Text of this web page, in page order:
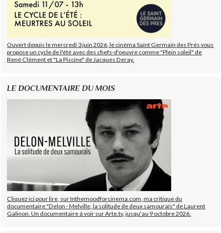
Ouvert depuis le mercredi 3 juin 2026, le cinéma Saint Germain des Prés vous
propose un cycle de l'été avec des chefs-d'oeuvre comme "Plein soleil" de
René Clément et "La Piscine" de Jacques Deray.
LE DOCUMENTAIRE DU MOIS
Cliquez ici pour lire, sur Inthemoodforcinema.com, ma critique du
documentaire "Delon - Melville, la solitude de deux samouraïs" de Laurent
Galinon. Un documentaire à voir sur Arte.tv, jusqu'au 9 octobre 2026.